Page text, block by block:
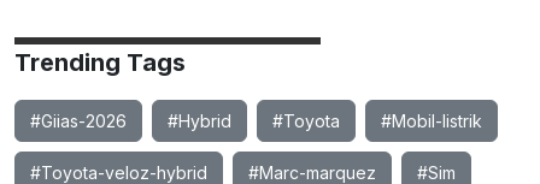
Trending Tags
#Giias-2026 #Hybrid #Toyota #Mobil-listrik
#Toyota-veloz-hybrid #Marc-marquez #Sim